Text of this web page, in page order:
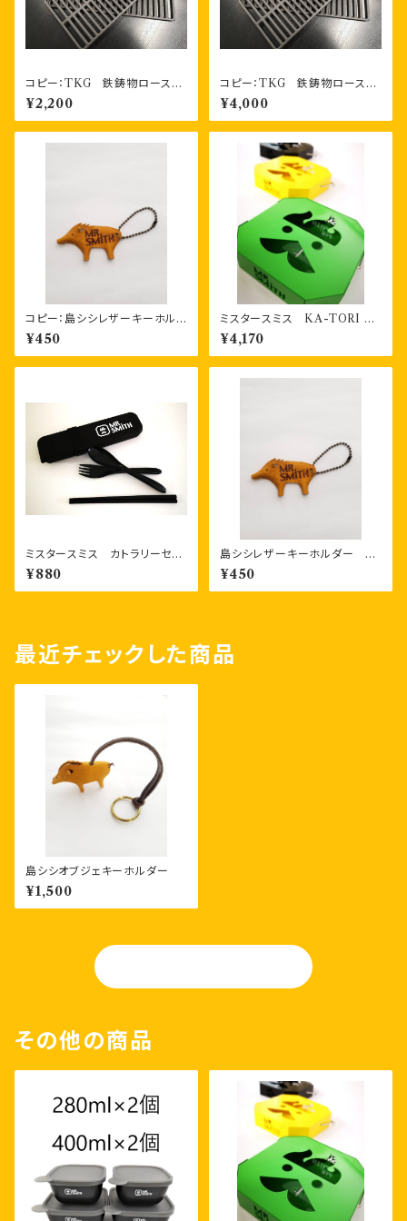
コピー：TKG 鉄鋳物ロースタ
ー（焼アミ） １枚
¥2,200
コピー：TKG 鉄鋳物ロースタ
ー（焼アミ） お得な2枚セット
¥4,000
コピー：島シシレザーキーホルダ
ー 一枚もの
¥450
ミスタースミス KA-TORI 2
香取線香ホルダー（３色）
¥4,170
ミスタースミス カトラリーセッ
ト（フォーク、スプーン、お箸）
エコなバンブー素材製品
¥880
島シシレザーキーホルダー 一
枚もの
¥450
最近チェックした商品
島シシオブジェキーホルダー
¥1,500
その他の商品